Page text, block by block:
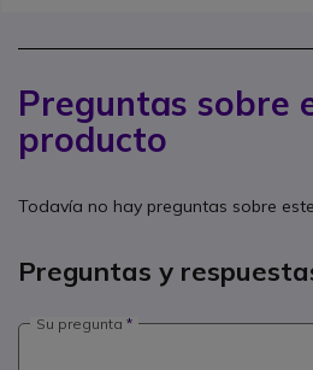
Preguntas sobre
producto
Todavía no hay preguntas sobre
Preguntas y
Su pregunta